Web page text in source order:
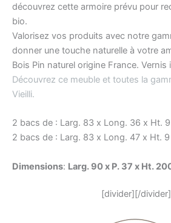
découvrez cette armoire prévu pour
bio.
Valorisez vos produits avec notre
donner une touche naturelle à votre
Bois Pin naturel origine France.
Découvrez ce meuble et toutes la
Vieilli.
2 bacs de : Larg. 83 x Long. 36 x Ht.
2 bacs de : Larg. 83 x Long. 47 x Ht.
Dimensions: Larg. 90 x P. 37 x Ht.
[divider][/divider]